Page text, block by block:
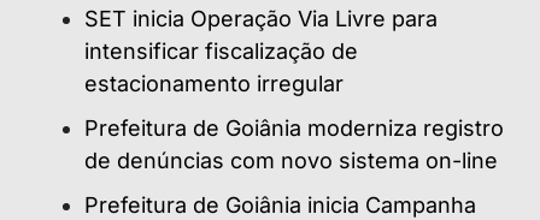
SET inicia Operação Via Livre para
intensificar fiscalização de
estacionamento irregular
Prefeitura de Goiânia moderniza registro
de denúncias com novo sistema on-line
Prefeitura de Goiânia inicia Campanha